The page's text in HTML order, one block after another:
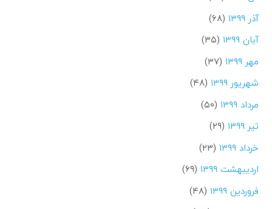
آذر ۱۳۹۹
(۶۸)
آبان ۱۳۹۹
(۳۵)
مهر ۱۳۹۹
(۳۷)
شهریور ۱۳۹۹
(۴۸)
مرداد ۱۳۹۹
(۵۰)
تیر ۱۳۹۹
(۲۹)
خرداد ۱۳۹۹
(۲۳)
اردیبهشت ۱۳۹۹
(۶۹)
فروردین ۱۳۹۹
(۴۸)